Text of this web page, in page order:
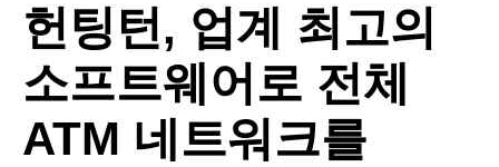
헌팅턴, 업계 최고의
소프트웨어로 전체
ATM 네트워크를